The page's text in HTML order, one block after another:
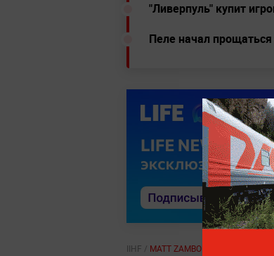
"Ливерпуль" купит
Пеле начал
IIHF / MATT ZAMBONIN